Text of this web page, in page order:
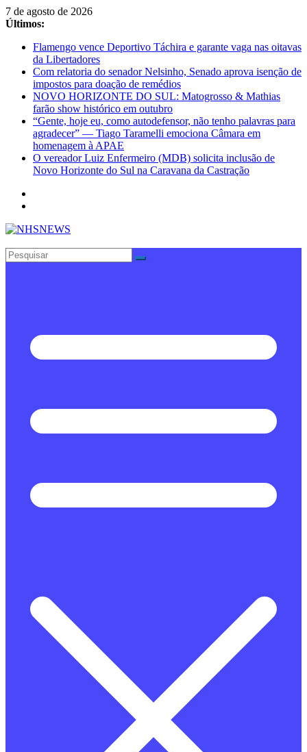
Pular
para
conteúdo
7 de agosto de 2026
Últimos:
Flamengo vence Deportivo Táchira e garante vaga nas oitavas
da Libertadores
Com relatoria do senador Nelsinho, Senado aprova isenção de
impostos para doação de remédios
NOVO HORIZONTE DO SUL: Matogrosso & Mathias
farão show histórico em outubro
“Gente, hoje eu, como autodefensor, não tenho palavras para
agradecer” — Tiago Taramelli emociona Câmara em
homenagem à APAE
O vereador Luiz Enfermeiro (MDB) solicita inclusão de
Novo Horizonte do Sul na Caravana da Castração